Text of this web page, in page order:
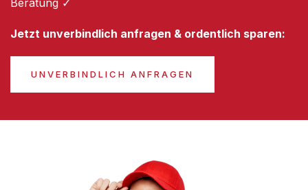
Beratung ✓
Jetzt unverbindlich anfragen & ordentlich sparen:
UNVERBINDLICH ANFRAGEN